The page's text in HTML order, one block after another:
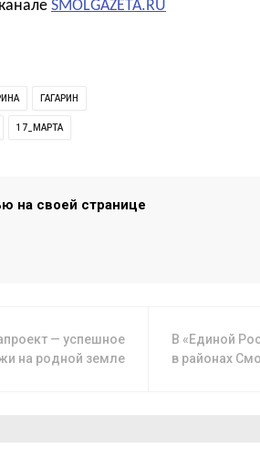
SMOLGAZETA.RU
ГАГАРИН
17_МАРТА
на своей странице
— успешное
на родной земле
В «Единой
в районах